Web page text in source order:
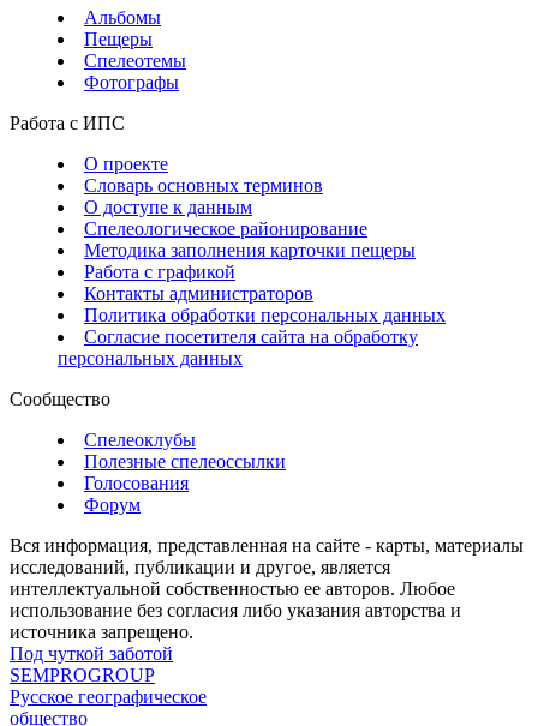
Альбомы
Пещеры
Спелеотемы
Фотографы
Работа с ИПС
О проекте
Словарь основных терминов
О доступе к данным
Спелеологическое районирование
Методика заполнения карточки пещеры
Работа с графикой
Контакты администраторов
Политика обработки персональных данных
Согласие посетителя сайта на обработку
персональных данных
Сообщество
Спелеоклубы
Полезные спелеоссылки
Голосования
Форум
Вся информация, представленная на сайте - карты, материалы
исследований, публикации и другое, является
интеллектуальной собственностью ее авторов. Любое
использование без согласия либо указания авторства и
источника запрещено.
Под чуткой заботой
SEMPROGROUP
Русское географическое
общество